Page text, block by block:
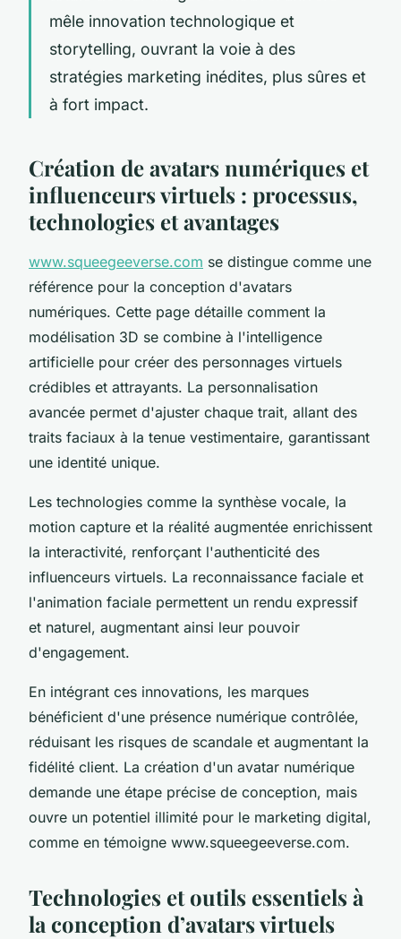
mêle innovation technologique et
storytelling, ouvrant la voie à des
stratégies marketing inédites, plus sûres et
à fort impact.
Création de avatars numériques et
influenceurs virtuels : processus,
technologies et avantages
www.squeegeeverse.com se distingue comme une
référence pour la conception d'avatars
numériques. Cette page détaille comment la
modélisation 3D se combine à l'intelligence
artificielle pour créer des personnages virtuels
crédibles et attrayants. La personnalisation
avancée permet d'ajuster chaque trait, allant des
traits faciaux à la tenue vestimentaire, garantissant
une identité unique.
Les technologies comme la synthèse vocale, la
motion capture et la réalité augmentée enrichissent
la interactivité, renforçant l'authenticité des
influenceurs virtuels. La reconnaissance faciale et
l'animation faciale permettent un rendu expressif
et naturel, augmentant ainsi leur pouvoir
d'engagement.
En intégrant ces innovations, les marques
bénéficient d'une présence numérique contrôlée,
réduisant les risques de scandale et augmentant la
fidélité client. La création d'un avatar numérique
demande une étape précise de conception, mais
ouvre un potentiel illimité pour le marketing digital,
comme en témoigne www.squeegeeverse.com.
Technologies et outils essentiels à
la conception d’avatars virtuels